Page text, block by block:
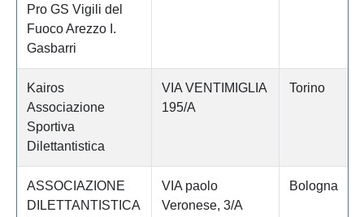
Pro GS Vigili del
Fuoco Arezzo I.
Gasbarri
Kairos
Associazione
Sportiva
Dilettantistica
VIA VENTIMIGLIA
195/A
Torino
ASSOCIAZIONE
DILETTANTISTICA
VIA paolo
Veronese, 3/A
Bologna